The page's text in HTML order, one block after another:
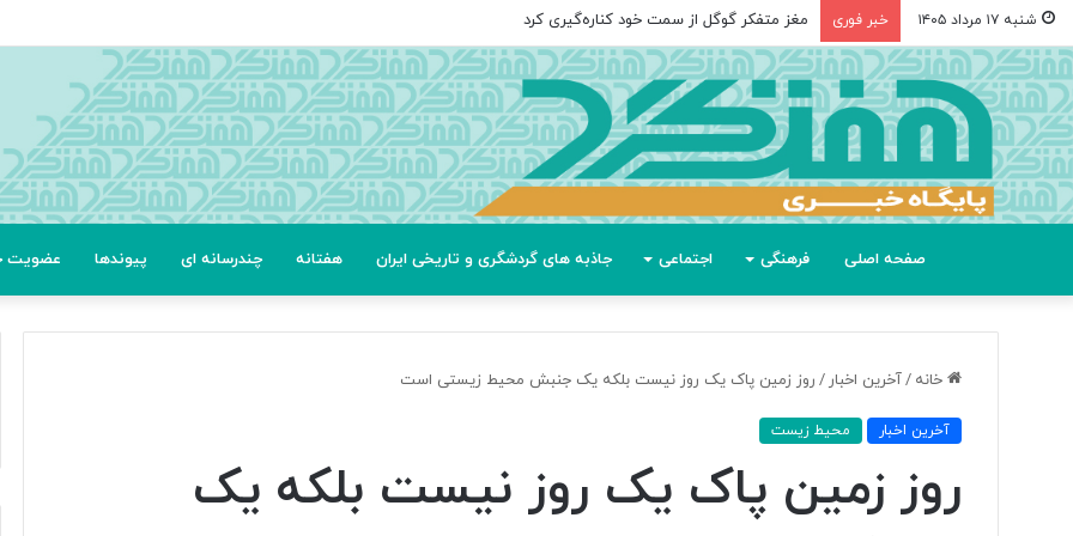
شنبه ۱۷ مرداد ۱۴۰۵ خبر فوری مغز متفکر گوگل از سمت خود کناره‌گیری کرد
صفحه اصلی فرهنگی اجتماعی جاذبه های گردشگری و تاریخی ایران هفتانه چندرسانه ای پیوندها عضویت
خانه /آخرین اخبار / روز زمین پاک یک روز نیست بلکه یک جنبش محیط زیستی است
آخرین اخبار محیط زیست
روز زمین پاک یک روز نیست بلکه یک